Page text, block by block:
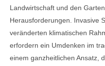
Landwirtschaft und den
Herausforderungen. Invasive
veränderten klimatischen
erfordern ein Umdenken im
einem ganzheitlichen Ansatz,